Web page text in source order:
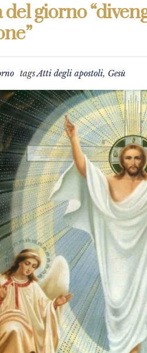
giorno
tagsAtti degli apostoli, Gesù